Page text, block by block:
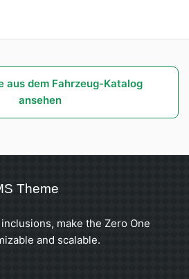
aus dem Fahrzeug-Katalog
ansehen
Theme
make the Zero One
and scalable.